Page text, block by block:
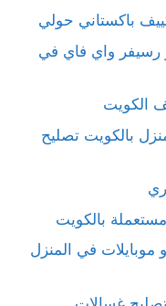
باكستاني حولي
رسيفر واي فاي في
الكويت
بالكويت تصليح
بالكويت
في المنزل